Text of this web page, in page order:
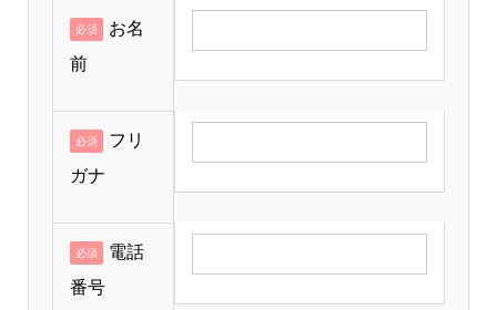
必須
お名
前
必須
フリ
ガナ
必須
電話
番号